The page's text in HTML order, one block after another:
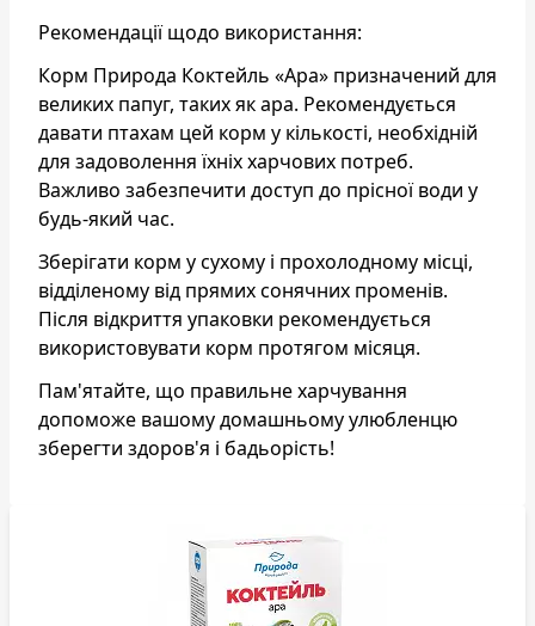
Рекомендації щодо використання:
Корм Природа Коктейль «Ара» призначений для
великих папуг, таких як ара. Рекомендується
давати птахам цей корм у кількості, необхідній
для задоволення їхніх харчових потреб.
Важливо забезпечити доступ до прісної води у
будь-який час.
Зберігати корм у сухому і прохолодному місці,
відділеному від прямих сонячних променів.
Після відкриття упаковки рекомендується
використовувати корм протягом місяця.
Пам'ятайте, що правильне харчування
допоможе вашому домашньому улюбленцю
зберегти здоров'я і бадьорість!